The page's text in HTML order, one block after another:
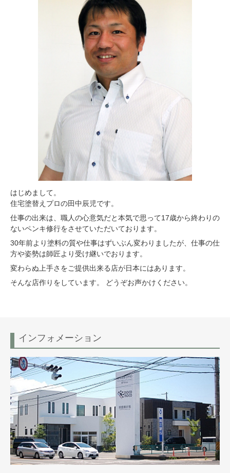
はじめまして。
住宅塗替えプロの田中辰児です。
仕事の出来は、職人の心意気だと本気で思って17歳から終わりの
ないペンキ修行をさせていただいております。
30年前より塗料の質や仕事はずいぶん変わりましたが、仕事の仕
方や姿勢は師匠より受け継いでおります。
変わらぬ上手さをご提供出来る店が日本にはあります。
そんな店作りをしています。 どうぞお声かけください。
インフォメーション